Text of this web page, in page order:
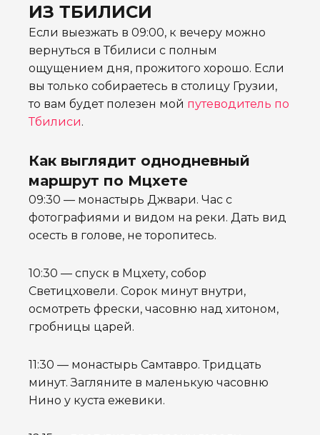
ИЗ ТБИЛИСИ
Если выезжать в 09:00, к вечеру можно
вернуться в Тбилиси с полным
ощущением дня, прожитого хорошо. Если
вы только собираетесь в столицу Грузии,
то вам будет полезен мой путеводитель по
Тбилиси.
Как выглядит однодневный
маршрут по Мцхете
09:30 — монастырь Джвари. Час с
фотографиями и видом на реки. Дать вид
осесть в голове, не торопитесь.
10:30 — спуск в Мцхету, собор
Светицховели. Сорок минут внутри,
осмотреть фрески, часовню над хитоном,
гробницы царей.
11:30 — монастырь Самтавро. Тридцать
минут. Загляните в маленькую часовню
Нино у куста ежевики.